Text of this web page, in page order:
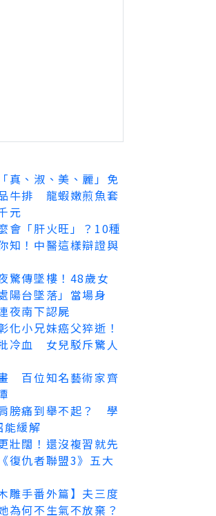
真、淑、美、麗」免
牛排 龍蝦嫩煎魚套
元
會「肝火旺」？10種
知！中醫這樣辯證與
驚傳墜樓！48歲女
陽台墜落」當場身
夜南下認屍
化小兄妹癌父猝逝！
冷血 女兒駁斥驚人
百位知名藝術家齊
膀痛到舉不起？ 學
能緩解
壯闊！還沒複習就先
復仇者聯盟3》五大
雕手番外篇】夫三度
何不生氣不放棄？